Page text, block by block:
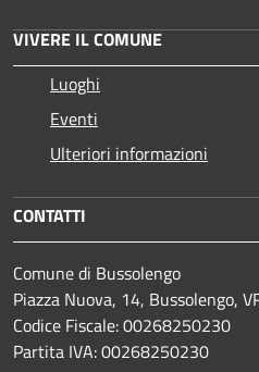
VIVERE IL COMUNE
Luoghi
Eventi
Ulteriori informazioni
CONTATTI
Comune di Bussolengo
Piazza Nuova, 14, Bussolengo,
Codice Fiscale: 00268250230
Partita IVA: 00268250230